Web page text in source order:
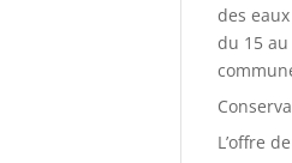
des
du 15
L’offre